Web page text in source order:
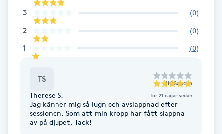
Brynplockning
Bröllopsuppsättning
Coachning
3 (0)
2 (0)
1 (0)
TS till Sandra
Therese S. för 21 dagar sedan
Jag känner mig så lugn och avslappnad efter
sessionen. Som att min kropp har fått slappna
av på djupet. Tack!